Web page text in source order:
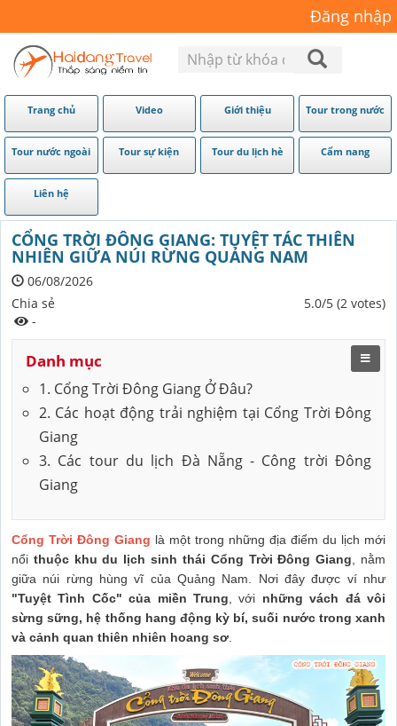
Đăng nhập
Trang chủ Video Giới thiệu Tour trong nước
Tour nước ngoài Tour sự kiện Tour du lịch hè Cẩm nang
Liên hệ
CỔNG TRỜI ĐÔNG GIANG: TUYỆT TÁC THIÊN
NHIÊN GIỮA NÚI RỪNG QUẢNG NAM
06/08/2026
5.0/5 (2 votes)
Chia sẻ
-
Danh mục
1. Cổng Trời Đông Giang Ở Đâu?
2. Các hoạt động trải nghiệm tại Cổng Trời Đông
Giang
3. Các tour du lịch Đà Nẵng - Công trời Đông
Giang
Cổng Trời Đông Giang là một trong những địa điểm du lịch mới
nổi thuộc khu du lịch sinh thái Cổng Trời Đông Giang , nằm
giữa núi rừng hùng vĩ của Quảng Nam. Nơi đây được ví như
"Tuyệt Tình Cốc" của miền Trung , với những vách đá vôi
sừng sững, hệ thống hang động kỳ bí, suối nước trong xanh
và cảnh quan thiên nhiên hoang sơ